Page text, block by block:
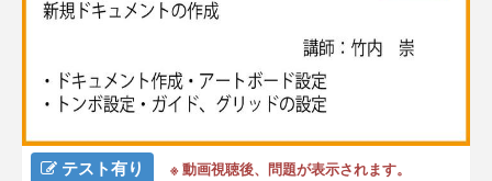
テスト有り ※ 動画視聴後、問題が表示されます。